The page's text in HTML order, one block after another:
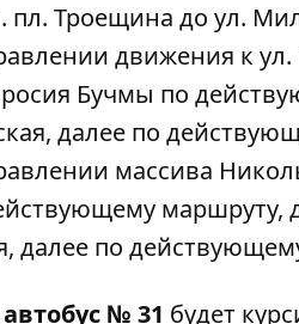
пл. Троещина до ул.
движения к
Бучмы по
далее по
массива
маршруту,
далее по
автобус № 31 будет